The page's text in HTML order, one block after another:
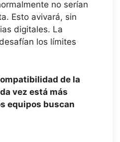
no serían
Esto avivará, sin
digitales. La
los límites
de la
vez está más
equipos buscan